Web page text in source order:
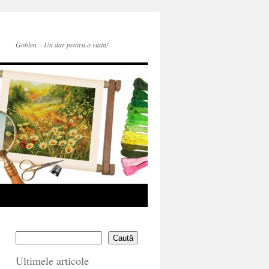
Goblen – Un dar pentru o viata!
Caută
Ultimele articole